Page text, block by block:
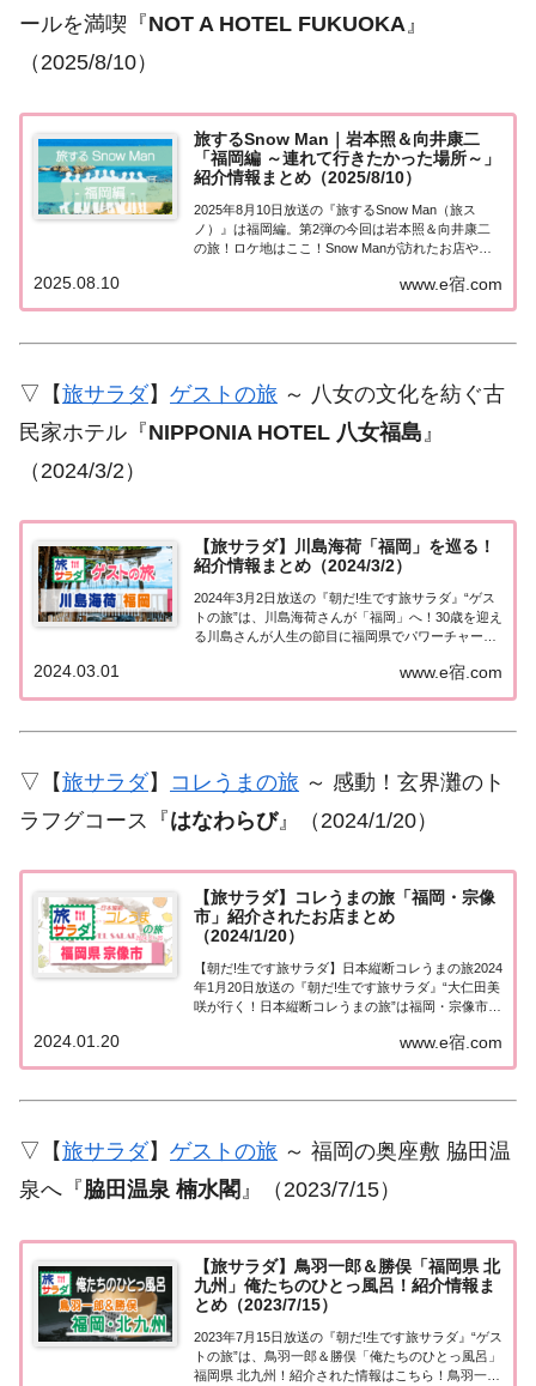
ールを満喫『NOT A HOTEL FUKUOKA』
（2025/8/10）
旅するSnow Man｜岩本照＆向井康二
「福岡編 ～連れて行きたかった場所～」
紹介情報まとめ（2025/8/10）
2025年8月10日放送の『旅するSnow Man（旅ス
ノ）』は福岡編。第2弾の今回は岩本照＆向井康二
の旅！ロケ地はここ！Snow Manが訪れたお店やス
めました！連れて行きたかった場所「福岡篇」Snow
Manが日本列島を縦断するト...
www.e宿.com
2025.08.10
▽【旅サラダ】 ゲストの旅 ～ 八女の文化を紡ぐ古
民家ホテル『NIPPONIA HOTEL 八女福島 』
（2024/3/2）
【旅サラダ】川島海荷「福岡」を巡る！
紹介情報まとめ（2024/3/2）
2024年3月2日放送の『朝だ!生です旅サラダ』“ゲス
トの旅”は、川島海荷さんが「福岡」へ！30歳を迎え
る川島さんが人生の節目に福岡県でパワーチャージ
海荷「福岡」を巡る！今日の“ゲストの旅”は、30歳
を迎える女優の川島海荷さん。人生の...
www.e宿.com
2024.03.01
▽【旅サラダ】 コレうまの旅 ～ 感動！玄界灘のト
ラフグコース『はなわらび』（2024/1/20）
【旅サラダ】コレうまの旅「福岡・宗像
市」紹介されたお店まとめ
（2024/1/20）
【朝だ!生です旅サラダ】日本縦断コレうまの旅2024
年1月20日放送の『朝だ!生です旅サラダ』“大仁田美
咲が行く！日本縦断コレうまの旅”は福岡・宗像市。
像市」「日本縦断コレうまの旅」４代目プレゼント
ソムリエ・大仁田美咲アナウンサーが美...
www.e宿.com
2024.01.20
▽【旅サラダ】 ゲストの旅 ～ 福岡の奥座敷 脇田温
泉へ『脇田温泉 楠水閣 』（2023/7/15）
【旅サラダ】鳥羽一郎＆勝俣「福岡県 北
九州」俺たちのひとっ風呂！紹介情報ま
とめ（2023/7/15）
2023年7月15日放送の『朝だ!生です旅サラダ』“ゲス
トの旅”は、鳥羽一郎＆勝俣「俺たちのひとっ風呂」
福岡県 北九州！紹介された情報はこちら！鳥羽一郎